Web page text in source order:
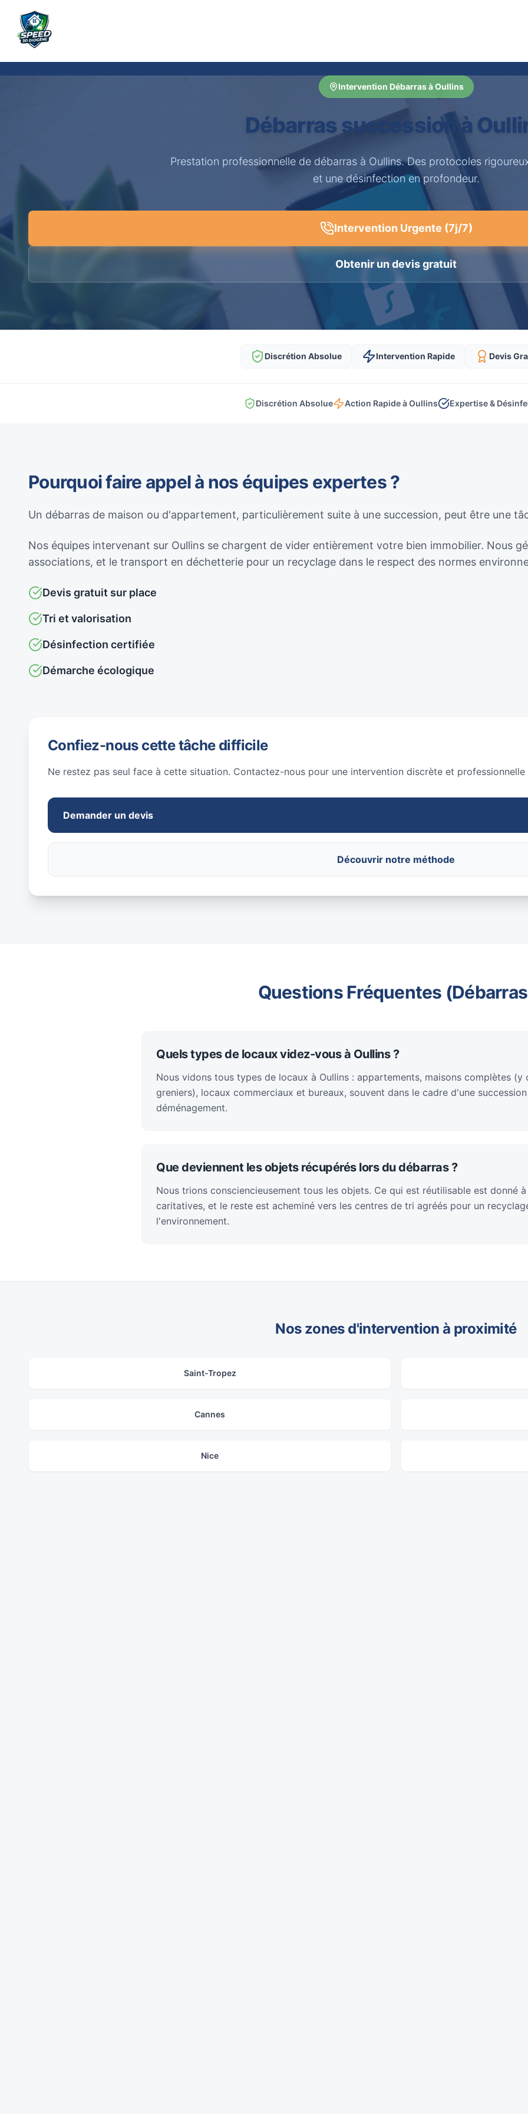
Intervention Débarras à Oullins
Débarras succession à
Prestation professionnelle de débarras à Oullins. Des protocoles
et une désinfection en profondeur.
Intervention Urgente (7j/7)
Obtenir un devis gratuit
Discrétion Absolue Intervention Rapide Devis
Discrétion Absolue Action Rapide à Oullins Expertise &
Pourquoi faire appel à nos équipes expertes ?
Un débarras de maison ou d'appartement, particulièrement suite à une succession, peut être une
Nos équipes intervenant sur Oullins se chargent de vider entièrement votre bien immobilier. Nous
associations, et le transport en déchetterie pour un recyclage dans le respect des normes
Devis gratuit sur place
Tri et valorisation
Désinfection certifiée
Démarche écologique
Confiez-nous cette tâche difficile
Ne restez pas seul face à cette situation. Contactez-nous pour une intervention discrète et
Demander un devis
Découvrir notre méthode
Questions Fréquentes
Quels types de locaux videz-vous à Oullins ?
Nous vidons tous types de locaux à Oullins : appartements, maisons complètes (y
greniers), locaux commerciaux et bureaux, souvent dans le cadre d'une
déménagement.
Que deviennent les objets récupérés lors du débarras ?
Nous trions consciencieusement tous les objets. Ce qui est réutilisable est donné
caritatives, et le reste est acheminé vers les centres de tri agréés pour un
l'environnement.
Nos zones d'intervention à proximité
Saint-Tropez
Cannes
Nice